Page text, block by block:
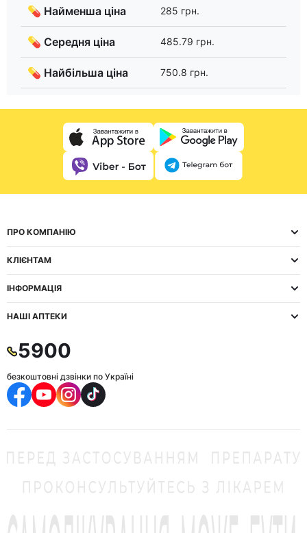
💊 Найменша ціна 285 грн.
💊 Середня ціна 485.79 грн.
💊 Найбільша ціна 750.8 грн.
ПРО КОМПАНІЮ
КЛІЄНТАМ
ІНФОРМАЦІЯ
НАШІ АПТЕКИ
5900
безкоштовні дзвінки по Україні